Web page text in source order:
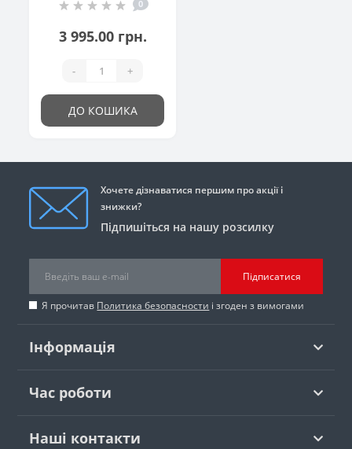
0
3 995.00 грн.
- +
ДО КОШИКА
Хочете дізнаватися першим про акції і
знижки?
Підпишіться на нашу розсилку
Підписатися
Я прочитав Политика безопасности і згоден з вимогами
Інформація
Час роботи
Наші контакти